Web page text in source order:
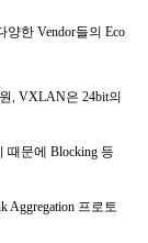
양한 Vendor들의 Eco
, VXLAN은 24bit의
때문에 Blocking 등
Aggregation 프로토